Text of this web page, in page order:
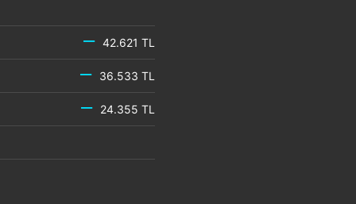
42.621 TL
36.533 TL
24.355 TL